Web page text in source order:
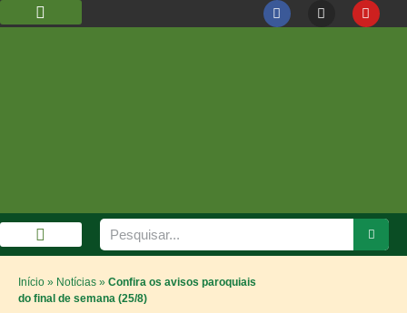
Início » Notícias » Confira os avisos paroquiais
do final de semana (25/8)